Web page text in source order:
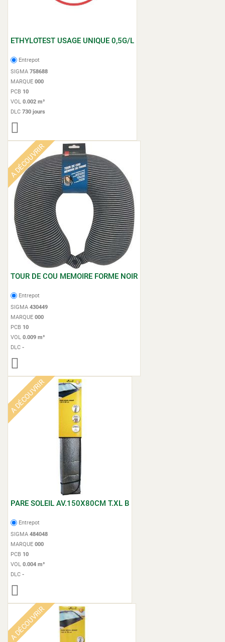
ETHYLOTEST USAGE UNIQUE 0,5G/L
Entrepot
SIGMA 758688
MARQUE 000
PCB 10
VOL 0.002 m³
DLC 730 jours
A DÉCOUVRIR
TOUR DE COU MEMOIRE FORME NOIR
Entrepot
SIGMA 430449
MARQUE 000
PCB 10
VOL 0.009 m³
DLC -
A DÉCOUVRIR
PARE SOLEIL AV.150X80CM T.XL B
Entrepot
SIGMA 484048
MARQUE 000
PCB 10
VOL 0.004 m³
DLC -
A DÉCOUVRIR